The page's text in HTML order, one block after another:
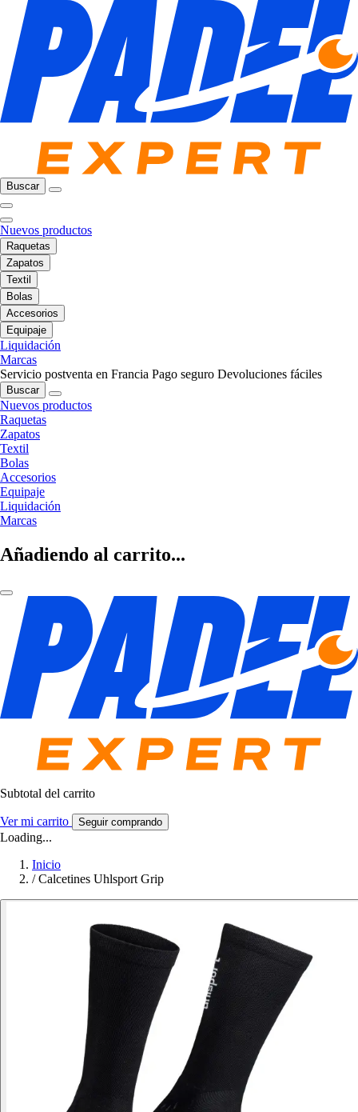
Buscar
Nuevos productos
Raquetas
Zapatos
Textil
Bolas
Accesorios
Equipaje
Liquidación
Marcas
Servicio postventa en Francia Pago seguro Devoluciones fáciles
Buscar
Nuevos productos
Raquetas
Zapatos
Textil
Bolas
Accesorios
Equipaje
Liquidación
Marcas
Añadiendo al carrito...
Subtotal del carrito
Ver mi carrito Seguir comprando
Loading...
Inicio
/ Calcetines Uhlsport Grip